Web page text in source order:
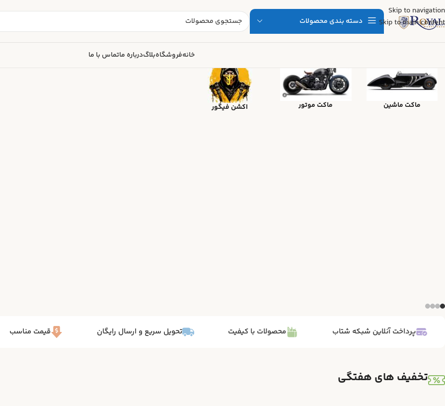
Skip to navigation
Skip to main content
دسته بندی محصولات
خانهفروشگاهبلاگدرباره ماتماس با ما
ماکت ماشین ماکت موتور اکشن فیگور
قیمت مناسب تحویل سریع و ارسال رایگان محصولات با کیفیت پرداخت آنلاین شبکه شتاب
تخفیف های هفتگی